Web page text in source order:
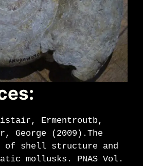
Ermentroutb,
George (2009).The
of shell structure and
mollusks. PNAS Vol.